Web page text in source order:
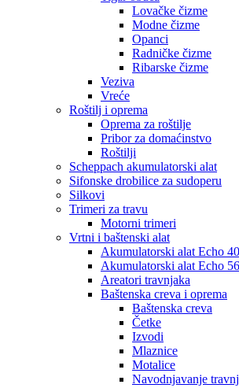
Lovačke čizme
Modne čizme
Opanci
Radničke čizme
Ribarske čizme
Veziva
Vreće
Roštilj i oprema
Oprema za roštilje
Pribor za domaćinstvo
Roštilji
Scheppach akumulatorski alat
Sifonske drobilice za sudoperu
Silkovi
Trimeri za travu
Motorni trimeri
Vrtni i baštenski alat
Akumulatorski alat Echo
Akumulatorski alat Echo
Areatori travnjaka
Baštenska creva i oprema
Baštenska creva
Četke
Izvodi
Mlaznice
Motalice
Navodnjavanje